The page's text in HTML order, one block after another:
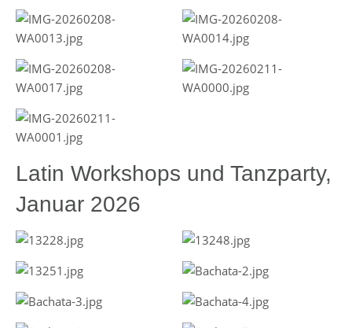
Latin Workshops und Tanzparty,
Januar 2026